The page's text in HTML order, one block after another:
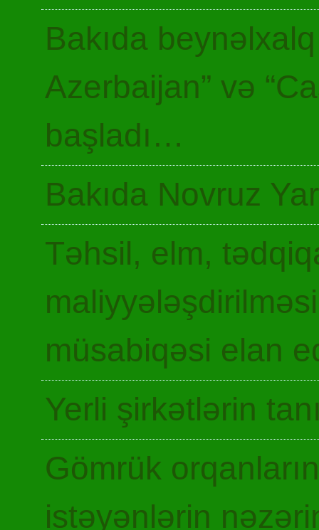
Bakıda
Azerbaijan” və
başladı…
Bakıda Novruz
Təhsil, elm,
müsabiqəsi elan
Yerli şirkətlərin
Gömrük
istəyənlərin